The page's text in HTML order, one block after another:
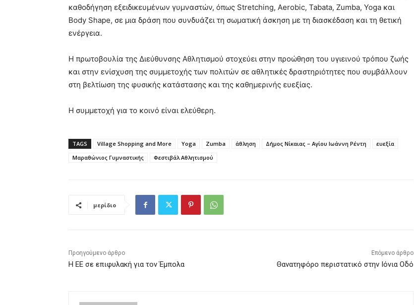
καθοδήγηση εξειδικευμένων γυμναστών, όπως Stretching, Aerobic, Tabata, Zumba, Yoga και
Body Shape, σε μια δράση που συνδυάζει τη σωματική άσκηση με τη διασκέδαση και τη θετική
ενέργεια.
Η πρωτοβουλία της Διεύθυνσης Αθλητισμού στοχεύει στην προώθηση του υγιεινού τρόπου ζωής
και στην ενίσχυση της συμμετοχής των πολιτών σε αθλητικές δραστηριότητες που συμβάλλουν
στη βελτίωση της φυσικής κατάστασης και της καθημερινής ευεξίας.
Η συμμετοχή για το κοινό είναι ελεύθερη.
TAGS Village Shopping and More Yoga Zumba άθληση Δήμος Νίκαιας – Αγίου Ιωάννη Ρέντη
ευεξία
Μαραθώνιος Γυμναστικής
Φεστιβάλ Αθλητισμού
μερίδιο
Προηγούμενο άρθρο
Η ΕΕ σε επιφυλακή για τον Έμπολα
Επόμενο άρθρο
Θανατηφόρο περιστατικό στην Ιόνια Οδό